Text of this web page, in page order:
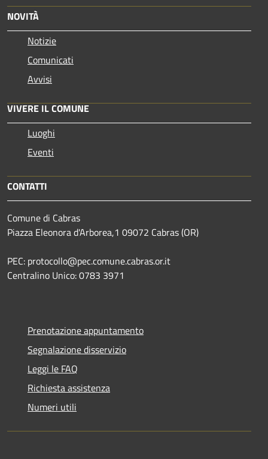
NOVITÀ
Notizie
Comunicati
Avvisi
VIVERE IL COMUNE
Luoghi
Eventi
CONTATTI
Comune di Cabras
Piazza Eleonora d'Arborea,1 09072 Cabras (OR)
PEC: protocollo@pec.comune.cabras.or.it
Centralino Unico: 0783 3971
Prenotazione appuntamento
Segnalazione disservizio
Leggi le FAQ
Richiesta assistenza
Numeri utili